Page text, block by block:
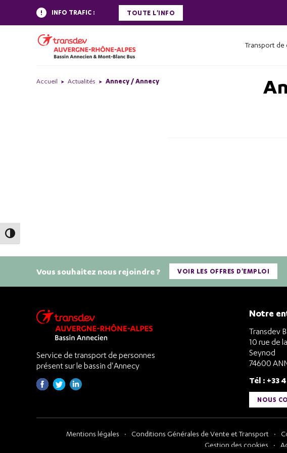
Passer en contraste élevé
INFO TRAFIC : TOUTE L'INFO
Transport de
Accueil Actualités Annecy / Annecy
Vous souhaitez nous rejoindre ? VOIR LES OFFRES D'EMPLOI
Service de transport de personnes
présent sur le bassin d'Annecy
Notre
Transdev
10 rue de
Seynod
74600
Tél : +33
NOUS
Mentions légales Conditions Générales de Vente et Transport
Gestion des cookies